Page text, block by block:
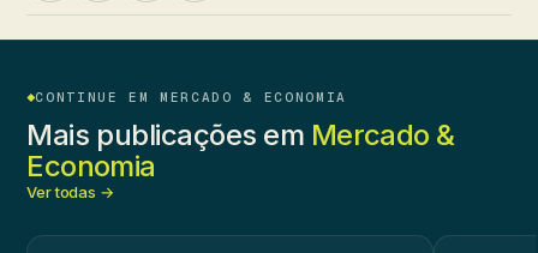
CONTINUE EM MERCADO & ECONOMIA
Mais publicações em Mercado &
Economia
Ver todas →